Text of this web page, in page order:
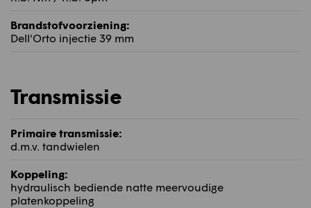
Brandstofvoorziening:
Dell'Orto injectie 39 mm
Transmissie
Primaire transmissie:
d.m.v. tandwielen
Koppeling:
hydraulisch bediende natte meervoudige
platenkoppeling